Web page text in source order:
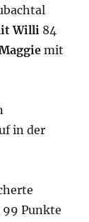
Willi 84
mit
in der
Punkte